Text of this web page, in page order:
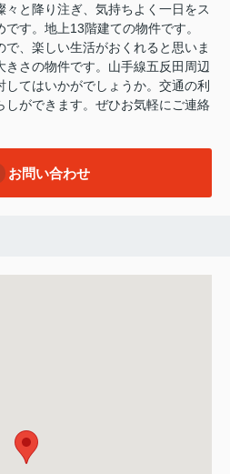
と降り注ぎ、気持ちよく一日をス
す。地上13階建ての物件です。
、楽しい生活がおくれると思いま
さの物件です。山手線五反田周辺
てはいかがでしょうか。交通の利
しができます。ぜひお気軽にご連絡
お問い合わせ